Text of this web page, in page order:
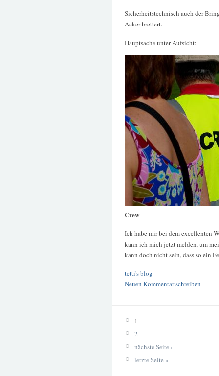
Sicherheitstechnisch auch der
Acker brettert.
Hauptsache unter Aufsicht:
Crew
Ich habe mir bei dem excellenten
kann ich mich jetzt melden, um
kann doch nicht sein, dass so ein
tetti's blog
Neuen Kommentar schreiben
1
2
nächste Seite ›
letzte Seite »